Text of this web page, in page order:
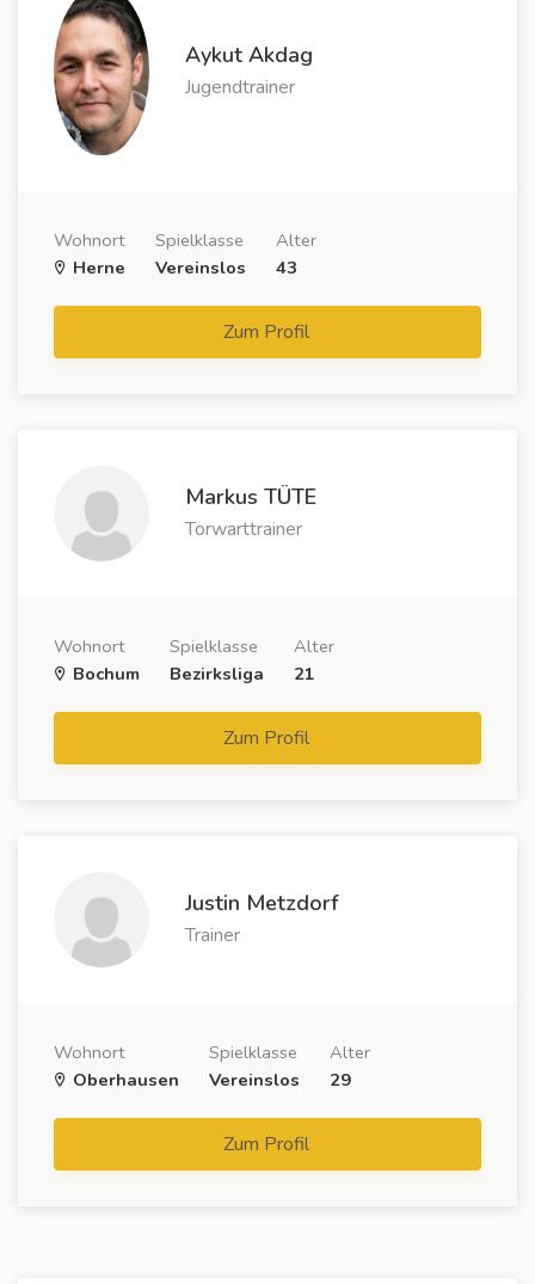
Aykut Akdag
Jugendtrainer
Wohnort
Herne
Spielklasse
Vereinslos
Alter
43
Zum Profil
Markus TÜTE
Torwarttrainer
Wohnort
Bochum
Spielklasse
Bezirksliga
Alter
21
Zum Profil
Justin Metzdorf
Trainer
Wohnort
Oberhausen
Spielklasse
Vereinslos
Alter
29
Zum Profil